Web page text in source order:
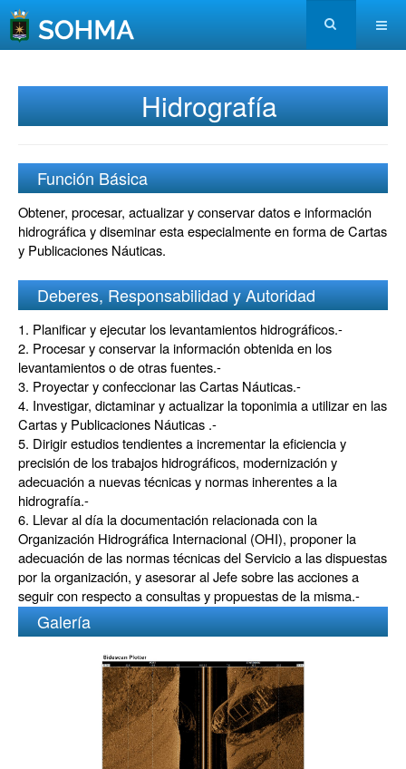
Hidrografía
Función Básica
Obtener, procesar, actualizar y conservar datos e información
hidrográfica y diseminar esta especialmente en forma de Cartas
y Publicaciones Náuticas.
Deberes, Responsabilidad y Autoridad
1. Planificar y ejecutar los levantamientos hidrográficos.-
2. Procesar y conservar la información obtenida en los
levantamientos o de otras fuentes.-
3. Proyectar y confeccionar las Cartas Náuticas.-
4. Investigar, dictaminar y actualizar la toponimia a utilizar en las
Cartas y Publicaciones Náuticas .-
5. Dirigir estudios tendientes a incrementar la eficiencia y
precisión de los trabajos hidrográficos, modernización y
adecuación a nuevas técnicas y normas inherentes a la
hidrografía.-
6. Llevar al día la documentación relacionada con la
Organización Hidrográfica Internacional (OHI), proponer la
adecuación de las normas técnicas del Servicio a las dispuestas
por la organización, y asesorar al Jefe sobre las acciones a
seguir con respecto a consultas y propuestas de la misma.-
Galería